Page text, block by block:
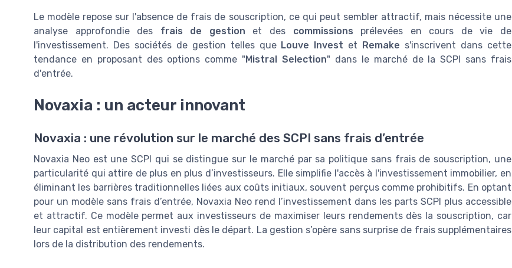
Le modèle repose sur l'absence de frais de souscription, ce qui peut sembler attractif, mais nécessite une
analyse approfondie des frais de gestion et des commissions prélevées en cours de vie de
l'investissement. Des sociétés de gestion telles que Louve Invest et Remake s'inscrivent dans cette
tendance en proposant des options comme "Mistral Selection" dans le marché de la SCPI sans frais
d'entrée.
Novaxia : un acteur innovant
Novaxia : une révolution sur le marché des SCPI sans frais d’entrée
Novaxia Neo est une SCPI qui se distingue sur le marché par sa politique sans frais de souscription, une
particularité qui attire de plus en plus d’investisseurs. Elle simplifie l'accès à l'investissement immobilier, en
éliminant les barrières traditionnelles liées aux coûts initiaux, souvent perçus comme prohibitifs. En optant
pour un modèle sans frais d’entrée, Novaxia Neo rend l’investissement dans les parts SCPI plus accessible
et attractif. Ce modèle permet aux investisseurs de maximiser leurs rendements dès la souscription, car
leur capital est entièrement investi dès le départ. La gestion s’opère sans surprise de frais supplémentaires
lors de la distribution des rendements.